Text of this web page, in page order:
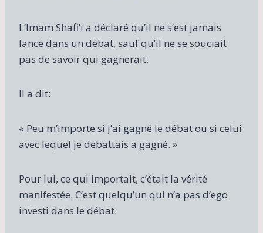
L’Imam Shafi’i a déclaré qu’il ne s’est jamais
lancé dans un débat, sauf qu’il ne se souciait
pas de savoir qui gagnerait.
Il a dit:
« Peu m’importe si j’ai gagné le débat ou si celui
avec lequel je débattais a gagné. »
Pour lui, ce qui importait, c’était la vérité
manifestée. C’est quelqu’un qui n’a pas d’ego
investi dans le débat.